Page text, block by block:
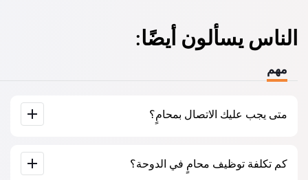
الناس يسألون أيضًا:
مهم
متى يجب عليك الاتصال بمحامٍ؟
عندما يجب عليك الاتصال بمحامٍ؟ يتخذ الناس قرار زيارة المحامي
عندما يواجهون صعوبات كبيرة. غالبًا ما يُطلب المساعدة المهنية
للمحامي في الدوحة عندما تكون القضية قد ذهبت بالفعل إلى
كم تكلفة توظيف محامٍ في الدوحة؟